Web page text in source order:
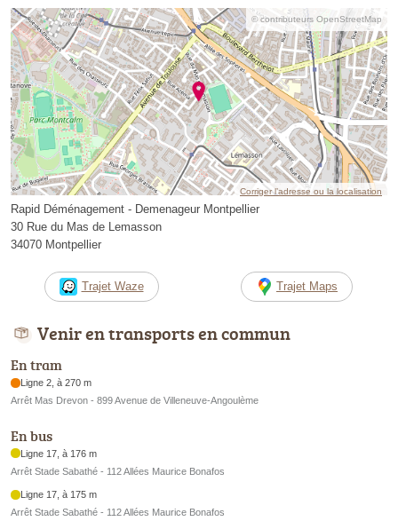
© contributeurs OpenStreetMap
Corriger l’adresse ou la localisation
Rapid Déménagement - Demenageur Montpellier
30 Rue du Mas de Lemasson
34070 Montpellier
Trajet Waze Trajet Maps
Venir en transports en commun
En tram
Ligne 2, à 270 m
Arrêt Mas Drevon - 899 Avenue de Villeneuve-Angoulème
En bus
Ligne 17, à 176 m
Arrêt Stade Sabathé - 112 Allées Maurice Bonafos
Ligne 17, à 175 m
Arrêt Stade Sabathé - 112 Allées Maurice Bonafos